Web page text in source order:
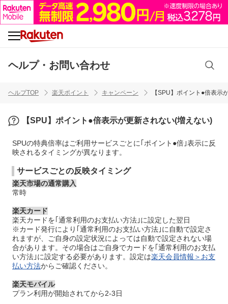
ヘルプ・お問い合わせ
ヘルプTOP 楽天ポイント キャンペーン 【SPU】ポイント●倍表示
【SPU】ポイント●倍表示が更新されない(増えない)
SPUの特典倍率はご利用サービスごとに｢ポイント●倍｣表示に反
映されるタイミングが異なります。
サービスごとの反映タイミング
楽天市場の通常購入
常時
楽天カード
楽天カードを｢通常利用のお支払い方法｣に設定した翌日
※カード発行により｢通常利用のお支払い方法｣に自動で設定さ
れますが、ご自身の設定状況によっては自動で設定されない場
合があります。その場合はご自身でカードを｢通常利用のお支払
い方法｣に設定する必要があります。設定は楽天会員情報＞お支
払い方法からご確認ください。
楽天モバイル
プラン利用が開始されてから2-3日